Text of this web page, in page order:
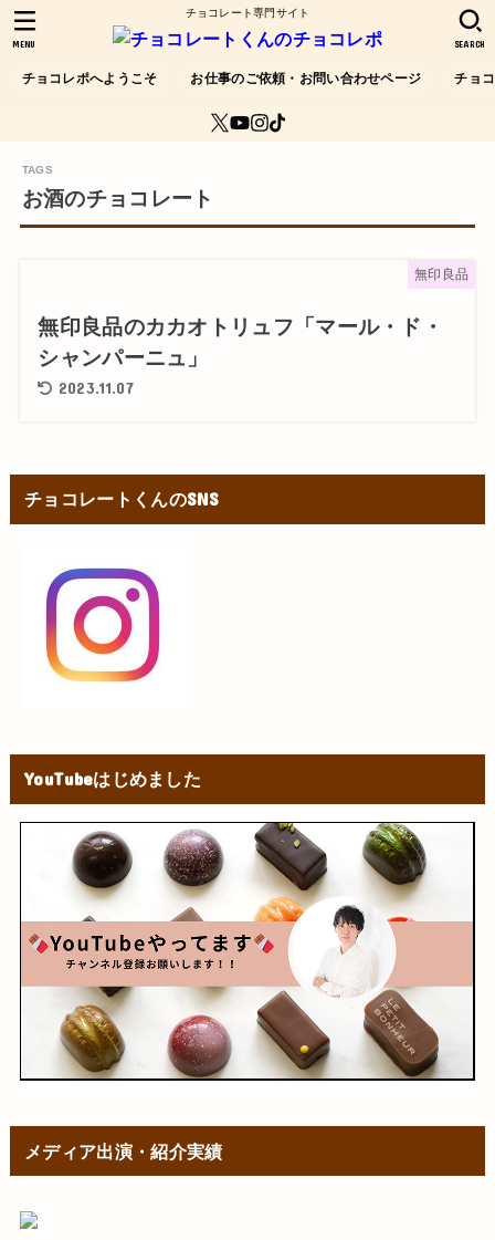
チョコレート専門サイト
チョコレポへようこそ お仕事のご依頼・お問い合わせページ チョ
SEARCH
MENU
お酒のチョコレート
無印良品
無印良品のカカオトリュフ「マール・ド・
シャンパーニュ」
2023.11.07
チョコレートくんのSNS
YouTubeはじめました
メディア出演・紹介実績